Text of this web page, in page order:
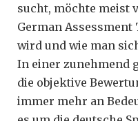
sucht, möchte meist
German
wird und wie man
In einer zunehmend
die objektive
immer mehr an